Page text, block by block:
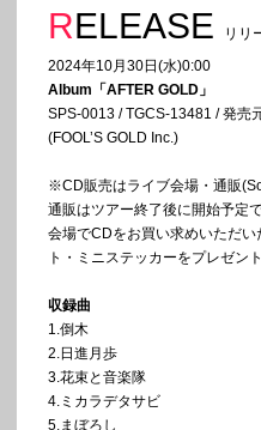
RELEASE
リリ
2024年10月30日(水)0:00
Album「AFTER GOLD」
SPS-0013 / TGCS-13481 / 発売
(FOOL’S GOLD Inc.)
※CD販売はライブ会場・通販
通販はツアー終了後に開始予定で
会場でCDをお買い求めいただ
ト・ミニステッカーをプレゼン
収録曲
1.倒木
2.日進月歩
3.花束と音楽隊
4.ミカラデタサビ
5.まぼろし